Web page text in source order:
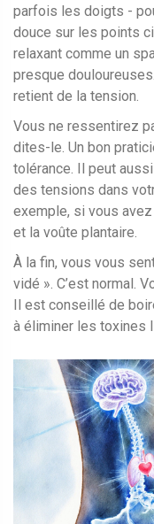
parfois les doigts -
douce sur les points
relaxant comme un
presque
retient de la tension.
Vous ne ressentirez
dites-le. Un bon
tolérance. Il peut
des tensions dans
exemple, si vous
et la voûte plantaire.
À la fin, vous vous
vidé ». C’est normal.
Il est conseillé de
à éliminer les toxines